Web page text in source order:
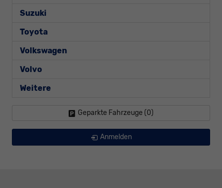
Suzuki
Toyota
Volkswagen
Volvo
Weitere
Geparkte Fahrzeuge (0)
Anmelden